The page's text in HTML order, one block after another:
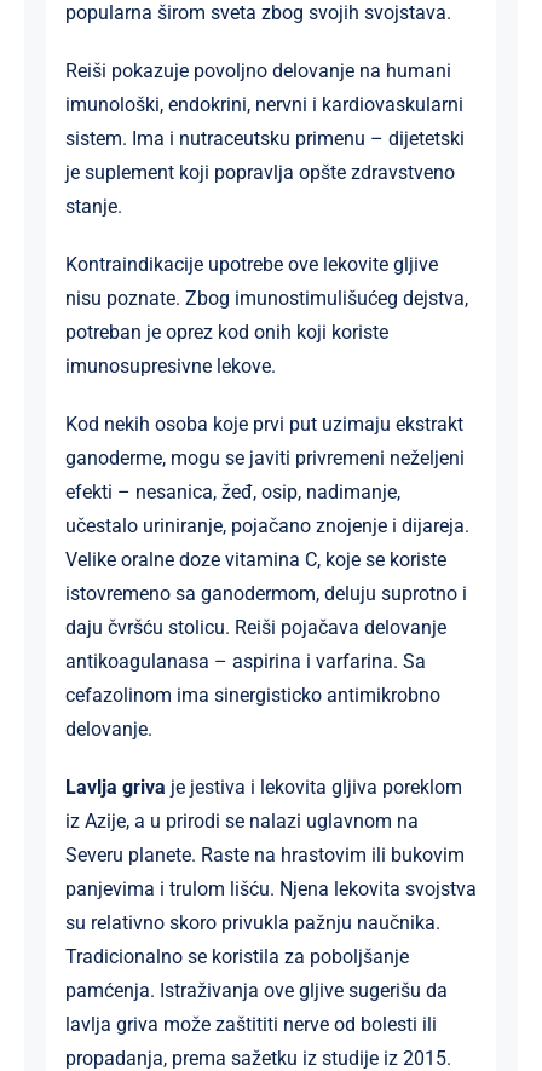
popularna širom sveta zbog svojih svojstava.
Reiši pokazuje povoljno delovanje na humani
imunološki, endokrini, nervni i kardiovaskularni
sistem. Ima i nutraceutsku primenu – dijetetski
je suplement koji popravlja opšte zdravstveno
stanje.
Kontraindikacije upotrebe ove lekovite gljive
nisu poznate. Zbog imunostimulišućeg dejstva,
potreban je oprez kod onih koji koriste
imunosupresivne lekove.
Kod nekih osoba koje prvi put uzimaju ekstrakt
ganoderme, mogu se javiti privremeni neželjeni
efekti – nesanica, žeđ, osip, nadimanje,
učestalo uriniranje, pojačano znojenje i dijareja.
Velike oralne doze vitamina C, koje se koriste
istovremeno sa ganodermom, deluju suprotno i
daju čvršću stolicu. Reiši pojačava delovanje
antikoagulanasa – aspirina i varfarina. Sa
cefazolinom ima sinergisticko antimikrobno
delovanje.
Lavlja griva je jestiva i lekovita gljiva poreklom
iz Azije, a u prirodi se nalazi uglavnom na
Severu planete. Raste na hrastovim ili bukovim
panjevima i trulom lišću. Njena lekovita svojstva
su relativno skoro privukla pažnju naučnika.
Tradicionalno se koristila za poboljšanje
pamćenja. Istraživanja ove gljive sugerišu da
lavlja griva može zaštititi nerve od bolesti ili
propadanja, prema sažetku iz studije iz 2015.